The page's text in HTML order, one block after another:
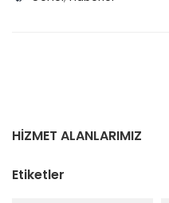
HİZMET ALANLARIMIZ
Etiketler